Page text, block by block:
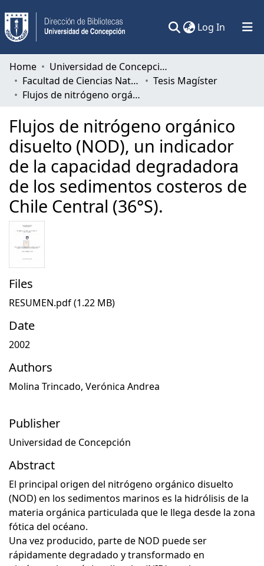
Log In (current)
Communities & Collections
All of DSpace
Home
Universidad de Concepción
Facultad de Ciencias Naturales y Oceanográficas
Tesis Magíster
Flujos de nitrógeno orgánico disuelto (NOD), un indicador de la capacidad degradadora de los sedimentos costeros de Chile Central (36°S).
Flujos de nitrógeno orgánico
disuelto (NOD), un indicador
de la capacidad degradadora
de los sedimentos costeros de
Chile Central (36°S).
Files
RESUMEN.pdf(1.22 MB)
Date
2002
Authors
Molina Trincado, Verónica Andrea
Publisher
Universidad de Concepción
Abstract
El principal origen del nitrógeno orgánico disuelto
(NOD) en los sedimentos marinos es la hidrólisis de la
materia orgánica particulada que le llega desde la zona
fótica del océano.
Una vez producido, parte de NOD puede ser
rápidamente degradado y transformado en